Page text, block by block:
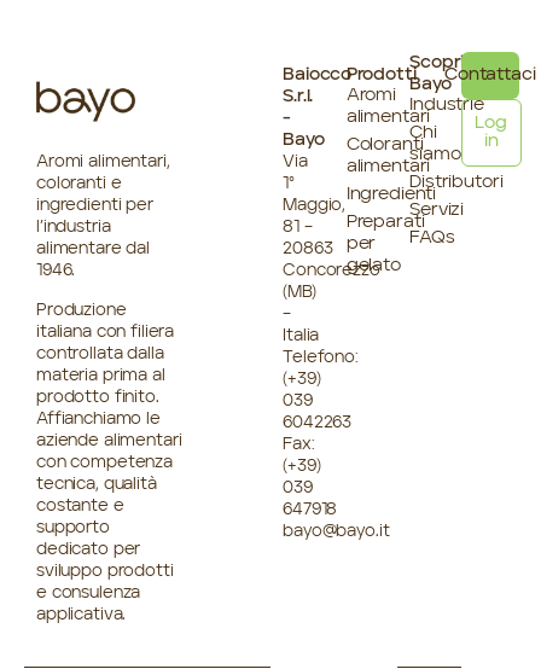
Aromi alimentari,
coloranti e
ingredienti per
l’industria
alimentare dal
1946.
Produzione
italiana con filiera
controllata dalla
materia prima al
prodotto finito.
Affianchiamo le
aziende alimentari
con competenza
tecnica, qualità
costante e
supporto
dedicato per
sviluppo prodotti
e consulenza
applicativa.
Baiocco
S.r.l.
-
Bayo
Via
1°
Maggio,
81 –
20863
Concorezzo
(MB)
–
Italia
Telefono:
(+39)
039
6042263
Fax:
(+39)
039
647918
bayo@bayo.it
Prodotti
Aromi
alimentari
Coloranti
alimentari
Ingredienti
Preparati
per
gelato
Scopri
Bayo
Industrie
Chi
siamo
Distributori
Servizi
FAQs
Contattaci
Log
in